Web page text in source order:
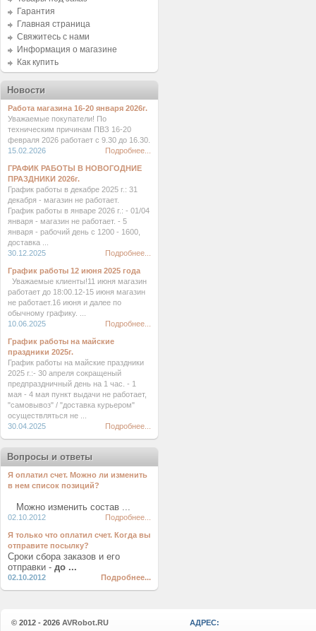
Гарантия
Главная страница
Свяжитесь с нами
Информация о магазине
Как купить
Новости
Работа магазина 16-20 января 2026г.
Уважаемые покупатели! По
техническим причинам ПВЗ 16-20
февраля 2026 работает с 9.30 до 16.30.
15.02.2026
Подробнее...
ГРАФИК РАБОТЫ В НОВОГОДНИЕ
ПРАЗДНИКИ 2026г.
График работы в декабре 2025 г.: 31
декабря - магазин не работает.
График работы в январе 2026 г.: - 01/04
января - магазин не работает. - 5
января - рабочий день с 1200 - 1600,
доставка ...
30.12.2025
Подробнее...
График работы 12 июня 2025 года
Уважаемые клиенты!11 июня магазин
работает до 18:00.12-15 июня магазин
не работает.16 июня и далее по
обычному графику. ...
10.06.2025
Подробнее...
График работы на майские
праздники 2025г.
График работы на майские праздники
2025 г.:- 30 апреля сокращеный
предпраздничный день на 1 час. - 1
мая - 4 мая пункт выдачи не работает,
"самовывоз" / "доставка курьером"
осуществляться не ...
30.04.2025
Подробнее...
Вопросы и ответы
Я оплатил счет. Можно ли изменить
в нем список позиций?
Можно изменить состав ...
02.10.2012 Подробнее...
Я только что оплатил счет. Когда вы
отправите посылку?
Сроки сбора заказов и его
отправки - до ...
02.10.2012 Подробнее...
© 2012 - 2026 AVRobot.RU
АДРЕС: